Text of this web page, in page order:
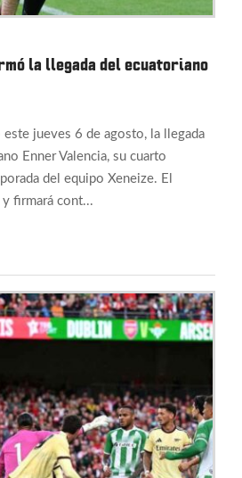
la llegada del ecuatoriano
jueves 6 de agosto, la llegada
Enner Valencia, su cuarto
del equipo Xeneize. El
firmará cont...